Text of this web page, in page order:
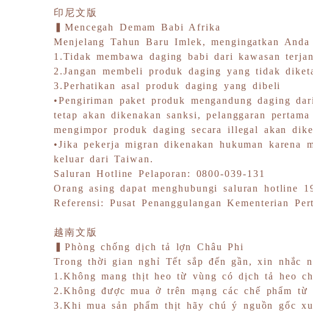
印尼文版
▍Mencegah Demam Babi Afrika
Menjelang Tahun Baru Imlek, mengingatkan
1.Tidak membawa daging babi dari kawasan
2.Jangan membeli produk daging yang tidak
3.Perhatikan asal produk daging yang dibeli
•Pengiriman paket produk mengandung daging
tetap akan dikenakan sanksi, pelanggaran
mengimpor produk daging secara illegal akan
•Jika pekerja migran dikenakan hukuman
keluar dari Taiwan.
Saluran Hotline Pelaporan: 0800-039-131
Orang asing dapat menghubungi saluran hotline
Referensi: Pusat Penanggulangan Kementerian
越南文版
▍Phòng chống dịch tả lợn Châu Phi
Trong thời gian nghỉ Tết sắp đến gần, xin nhắc
1.Không mang thịt heo từ vùng có dịch tả heo
2.Không được mua ở trên mạng các chế phẩm
3.Khi mua sản phẩm thịt hãy chú ý nguồn gốc